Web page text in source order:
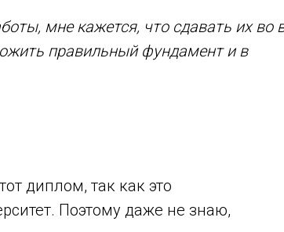
мне кажется, что сдавать их во
правильный фундамент и в
диплом, так как это
Поэтому даже не знаю,